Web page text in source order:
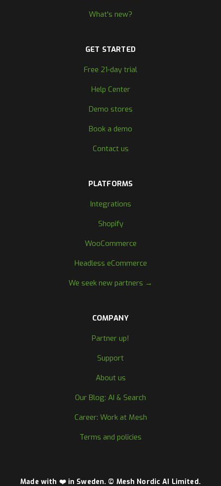
What's new?
GET STARTED
Free 21-day trial
Help Center
Demo stores
Book a demo
Contact us
PLATFORMS
Integrations
Shopify
WooCommerce
Headless eCommerce
We seek new partners →
COMPANY
Partner up!
Support
About us
Our Blog: AI & Search
Career: Work at Mesh
Terms and policies
Made with ❤️ in Sweden. © Mesh Nordic AI Limited.